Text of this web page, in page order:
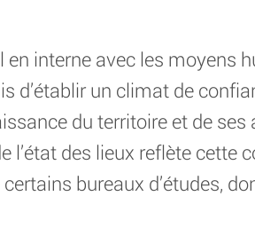
en interne avec les moyens
d’établir un climat de
du territoire et de ses
l’état des lieux reflète cette
bureaux d’études,